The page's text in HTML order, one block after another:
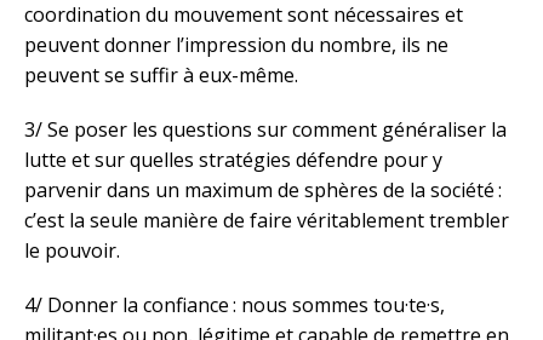
coordination du mouvement sont nécessaires et
peuvent donner l’impression du nombre, ils ne
peuvent se suffir à eux-même.
3/ Se poser les questions sur comment généraliser la
lutte et sur quelles stratégies défendre pour y
parvenir dans un maximum de sphères de la société :
c’est la seule manière de faire véritablement trembler
le pouvoir.
4/ Donner la confiance : nous sommes tou·te·s,